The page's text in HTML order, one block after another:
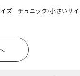
イズ チュニック 小さいサ